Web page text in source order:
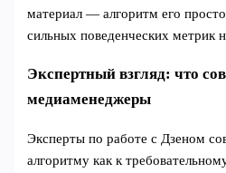
материал — алгоритм его
сильных поведенческих метрик
Экспертный взгляд: что
медиаменеджеры
Эксперты по работе с Дзеном
алгоритму как к